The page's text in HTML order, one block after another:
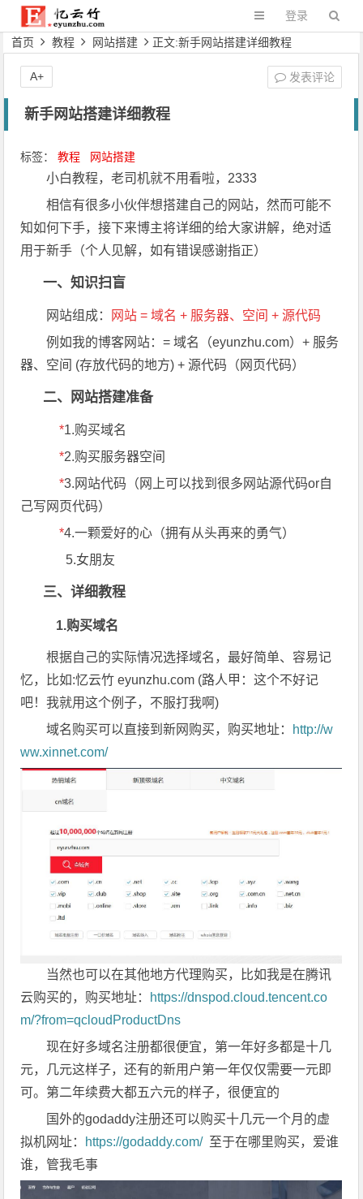
登录
首页 教程 网站搭建 正文:新手网站搭建详细教程
新手网站搭建详细教程
标签：教程 网站搭建
小白教程，老司机就不用看啦，2333
相信有很多小伙伴想搭建自己的网站，然而可能不
知如何下手，接下来博主将详细的给大家讲解，绝对适
用于新手（个人见解，如有错误感谢指正）
一、知识扫盲
网站组成：
网站 = 域名 + 服务器、空间 + 源代码
例如我的博客网站：= 域名（eyunzhu.com）+ 服务
器、空间 (存放代码的地方) + 源代码（网页代码）
二、网站搭建准备
*1.购买域名
*2.购买服务器空间
*3.网站代码（网上可以找到很多网站源代码or自
己写网页代码）
*4.一颗爱好的心（拥有从头再来的勇气）
5.女朋友
三、详细教程
1.购买域名
根据自己的实际情况选择域名，最好简单、容易记
忆，比如:忆云竹 eyunzhu.com (路人甲：这个不好记
吧！我就用这个例子，不服打我啊)
域名购买可以直接到新网购买，购买地址： http://w
ww.xinnet.com/
当然也可以在其他地方代理购买，比如我是在腾讯
云购买的，购买地址： https://dnspod.cloud.tencent.co
m/?from=qcloudProductDns
现在好多域名注册都很便宜，第一年好多都是十几
元，几元这样子，还有的新用户第一年仅仅需要一元即
可。第二年续费大都五六元的样子，很便宜的
国外的godaddy注册还可以购买十几元一个月的虚
拟机网址： https://godaddy.com/ 至于在哪里购买，爱谁
谁，管我毛事
发表评论
A+